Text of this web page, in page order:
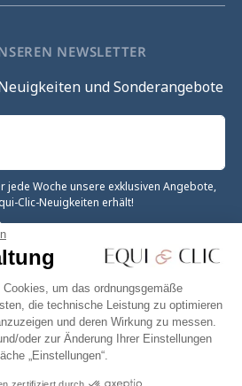
um das ordnungsgemäße
die technische Leistung zu optimieren
und deren Wirkung zu messen.
oder zur Änderung Ihrer Einstellungen
„Einstellungen“.
zertifiziert durch
NEWSLETTER
und Sonderangebote
jede Woche unsere exklusiven Angebote,
Clic-Neuigkeiten erhält!
Facebook Twitter
YouTube
Pinterest